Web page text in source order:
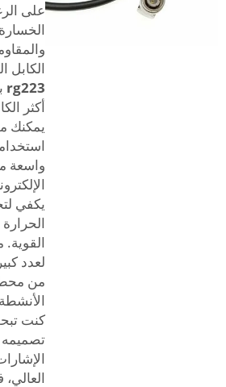
على
الخسارة
الكابل
rg223
أكثر
يمكنك
واسعة
يكفي
القوية.
لعدد
من
كنت